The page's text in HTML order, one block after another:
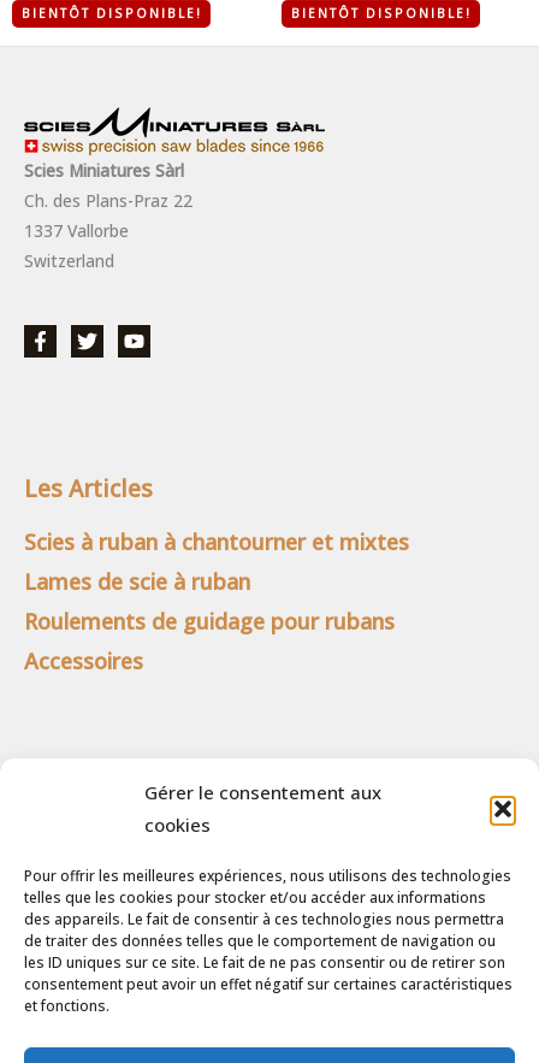
Gérer le consentement aux
cookies
Pour offrir les meilleures expériences, nous utilisons des technologies
telles que les cookies pour stocker et/ou accéder aux informations
des appareils. Le fait de consentir à ces technologies nous permettra
de traiter des données telles que le comportement de navigation ou
les ID uniques sur ce site. Le fait de ne pas consentir ou de retirer son
consentement peut avoir un effet négatif sur certaines caractéristiques
et fonctions.
BIENTÔT DISPONIBLE! BIENTÔT DISPONIBLE!
Scies Miniatures Sàrl
Ch. des Plans-Praz 22
1337 Vallorbe
Switzerland
Les Articles
Scies à ruban à chantourner et mixtes
Lames de scie à ruban
Roulements de guidage pour rubans
Accessoires
Détails du compte
Politique en matière de remboursements et de
retours
Conditions générales
Politique de cookies (UE)